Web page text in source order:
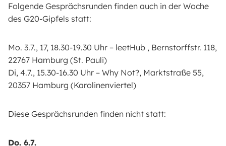
Folgende Gesprächsrunden finden auch in der Woche
des G20-Gipfels statt:
Mo. 3.7., 17, 18.30-19.30 Uhr – leetHub , Bernstorffstr. 118,
22767 Hamburg (St. Pauli)
Di, 4.7., 15.30-16.30 Uhr – Why Not?, Marktstraße 55,
20357 Hamburg (Karolinenviertel)
Diese Gesprächsrunden finden nicht statt:
Do. 6.7.